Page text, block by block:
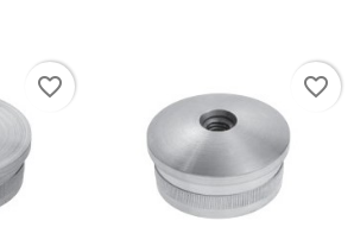
favorite_border favorite_border